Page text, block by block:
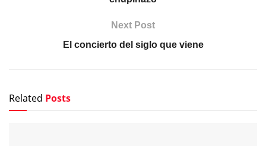
Next Post
El concierto del siglo que viene
Related Posts